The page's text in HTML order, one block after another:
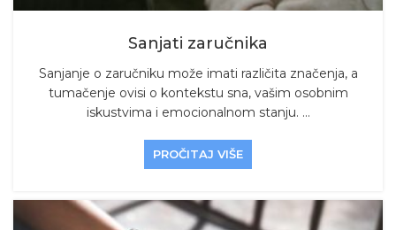
Sanjati zaručnika
Sanjanje o zaručniku može imati različita značenja, a
tumačenje ovisi o kontekstu sna, vašim osobnim
iskustvima i emocionalnom stanju. ...
PROČITAJ VIŠE